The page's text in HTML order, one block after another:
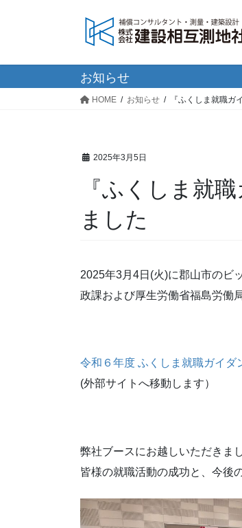
へ
ョ
お知らせ
HOME お知らせ 『ふくしま就職ガ
2025年3月5日
『ふくしま就
ました
2025年3月4日(火)に郡山市のビ
政課および厚生労働省福島労働
令和６年度 ふくしま就職ガイダ
(外部サイトへ移動します）
弊社ブースにお越しいただきま
皆様の就職活動の成功と、今後